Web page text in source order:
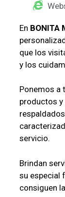
En BONITA
que los
y los
Ponemos a
productos y
servicio.
Brindan
su especial
consiguen la